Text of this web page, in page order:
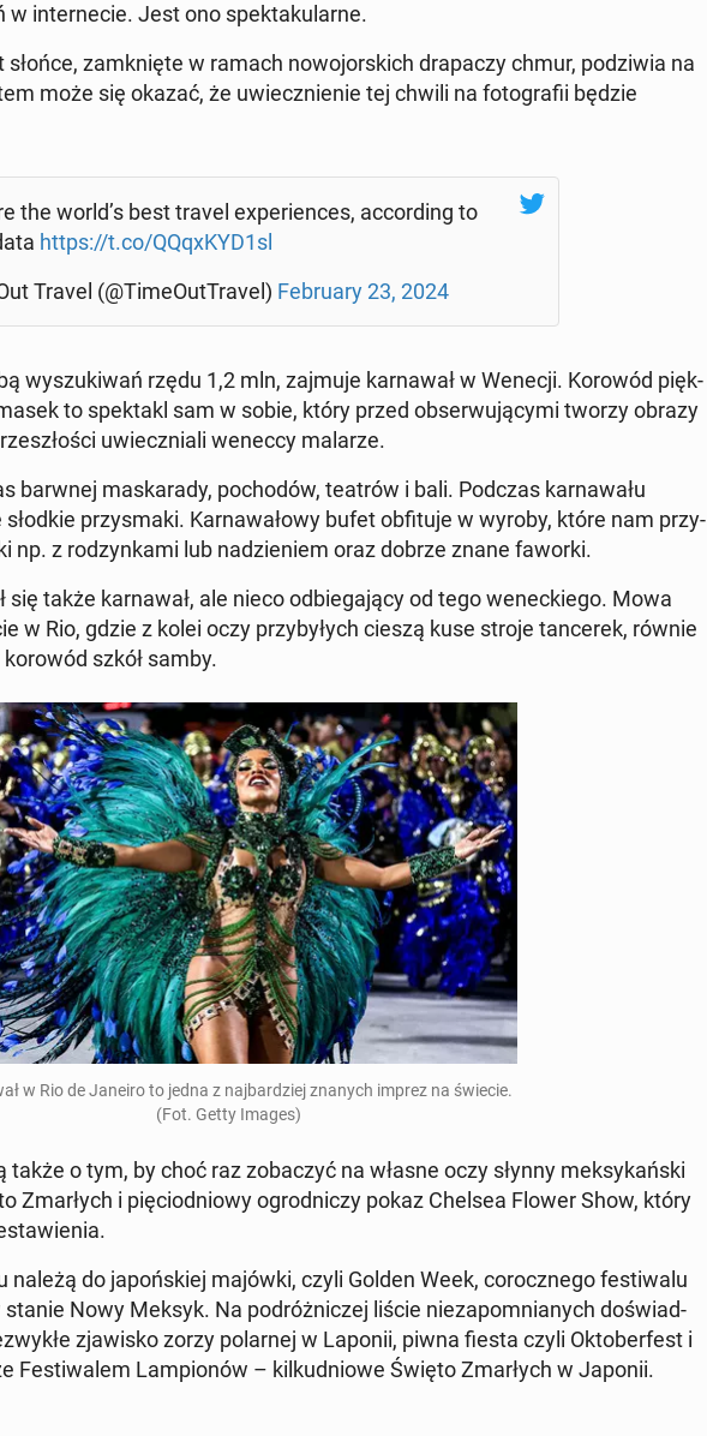
w in­ter­ne­cie. Jest ono spek­ta­ku­lar­ne.
za­mknię­te w ramach no­wo­jor­skich dra­pa­czy chmur, po­dzi­wia na
może się okazać, że uwiecz­nie­nie tej chwili na fo­to­gra­fii będzie
the world’s best travel expe­rien­ces, ac­cor­ding to
https://t.co/QQqxKYD1sl
Travel (@Ti­me­Out­Tra­vel) Fe­bru­ary 23, 2024
wy­szu­ki­wań rzędu 1,2 mln, zajmuje kar­na­wał w Wenecji. Korowód pięk­
to spek­takl sam w sobie, który przed ob­ser­wu­ją­cy­mi tworzy obrazy
uwiecz­nia­li weneccy malarze.
barwnej ma­ska­ra­dy, po­cho­dów, teatrów i bali. Podczas kar­na­wa­łu
przy­sma­ki. Kar­na­wa­ło­wy bufet ob­fi­tu­je w wyroby, które nam przy­
np. z ro­dzyn­ka­mi lub na­dzie­niem oraz dobrze znane faworki.
się także kar­na­wał, ale nieco od­bie­ga­ją­cy od tego we­nec­kie­go. Mowa
w Rio, gdzie z kolei oczy przy­by­łych cieszą kuse stroje tan­ce­rek, równie
szkół samby.
w Rio de Janeiro to jedna z naj­bar­dziej znanych imprez na świecie.
(Fot. Getty Images)
o tym, by choć raz zo­ba­czyć na własne oczy słynny mek­sy­kań­ski
Zmar­łych i pię­cio­dnio­wy ogrod­ni­czy pokaz Chelsea Flower Show, który
należą do ja­poń­skiej majówki, czyli Golden Week, co­rocz­ne­go fe­sti­wa­lu
Nowy Meksyk. Na po­dróż­ni­czej liście nie­za­po­mnia­nych do­świad­
zja­wi­sko zorzy po­lar­nej w Laponii, piwna fiesta czyli Okto­ber­fest i
Fe­sti­wa­lem Lam­pio­nów – kil­ku­dnio­we Święto Zmar­łych w Japonii.